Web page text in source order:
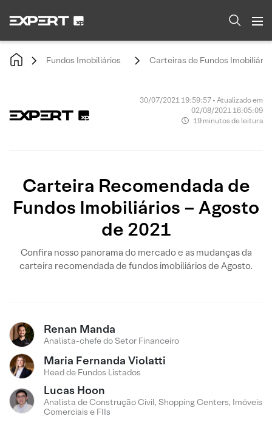
Fundos Imobiliários Carteiras de Fundos
30/07/2021 19:59:57 • Atualizado em
02/08/2021 16:05:09
19 minutos de leitura
Carteira Recomendada de
Fundos Imobiliários – Agosto
de 2021
Confira nosso panorama do mercado e as mudanças da
carteira recomendada de fundos imobiliários de Agosto.
Renan Manda
Analista-chefe do Setor Financeiro
Maria Fernanda Violatti
Head de Fundos Listados
Lucas Hoon
Analista de Construção Civil, Shopping Centers, Imóveis
Comerciais e FIIs